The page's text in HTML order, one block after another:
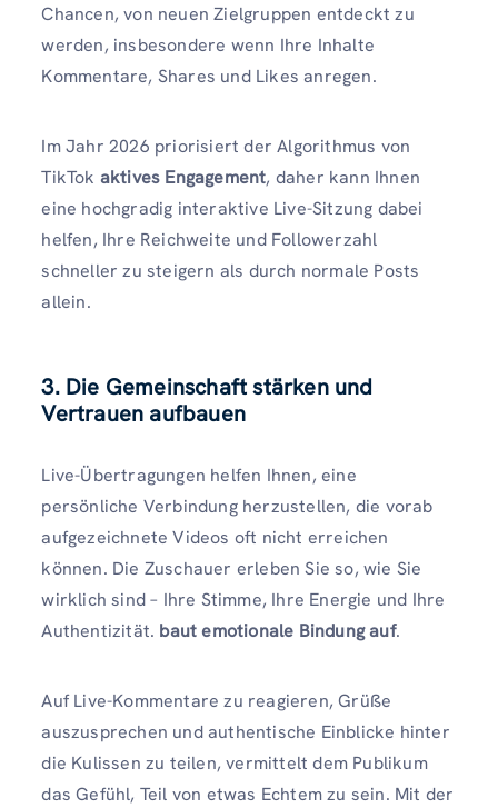
Chancen, von neuen Zielgruppen entdeckt zu
werden, insbesondere wenn Ihre Inhalte
Kommentare, Shares und Likes anregen.
Im Jahr 2026 priorisiert der Algorithmus von
TikTok aktives Engagement, daher kann Ihnen
eine hochgradig interaktive Live-Sitzung dabei
helfen, Ihre Reichweite und Followerzahl
schneller zu steigern als durch normale Posts
allein.
3. Die Gemeinschaft stärken und
Vertrauen aufbauen
Live-Übertragungen helfen Ihnen, eine
persönliche Verbindung herzustellen, die vorab
aufgezeichnete Videos oft nicht erreichen
können. Die Zuschauer erleben Sie so, wie Sie
wirklich sind – Ihre Stimme, Ihre Energie und Ihre
Authentizität. baut emotionale Bindung auf.
Auf Live-Kommentare zu reagieren, Grüße
auszusprechen und authentische Einblicke hinter
die Kulissen zu teilen, vermittelt dem Publikum
das Gefühl, Teil von etwas Echtem zu sein. Mit der